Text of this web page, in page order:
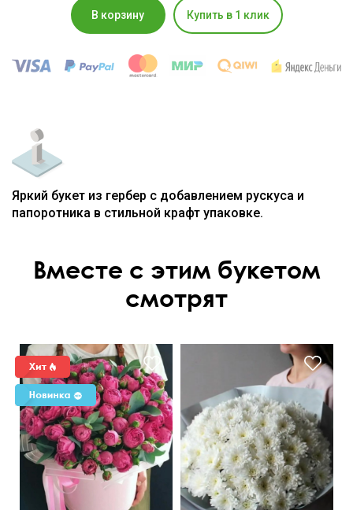
В корзину Купить в 1 клик
Яркий букет из гербер с добавлением рускуса и
папоротника в стильной крафт упаковке.
Вместе с этим букетом
смотрят